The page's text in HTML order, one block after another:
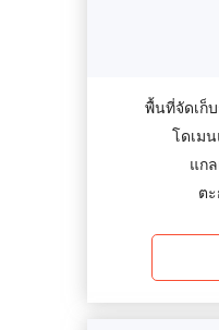
พื้นที่จัดเก็
โดเม
แก
ต